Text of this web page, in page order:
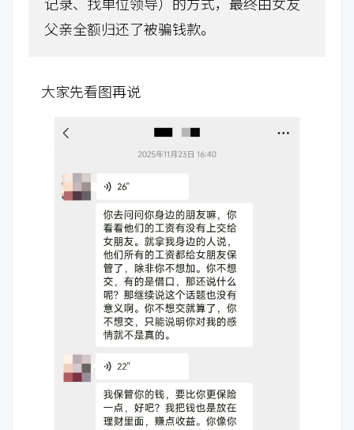
父亲全额归还了被骗钱款。
大家先看图再说